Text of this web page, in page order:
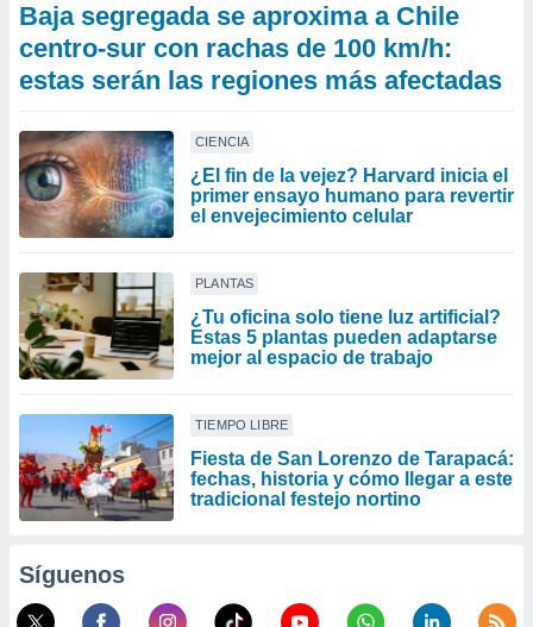
Baja segregada se aproxima a Chile
centro-sur con rachas de 100 km/h:
estas serán las regiones más afectadas
CIENCIA
¿El fin de la vejez? Harvard inicia el
primer ensayo humano para revertir
el envejecimiento celular
PLANTAS
¿Tu oficina solo tiene luz artificial?
Estas 5 plantas pueden adaptarse
mejor al espacio de trabajo
TIEMPO LIBRE
Fiesta de San Lorenzo de Tarapacá:
fechas, historia y cómo llegar a este
tradicional festejo nortino
Síguenos